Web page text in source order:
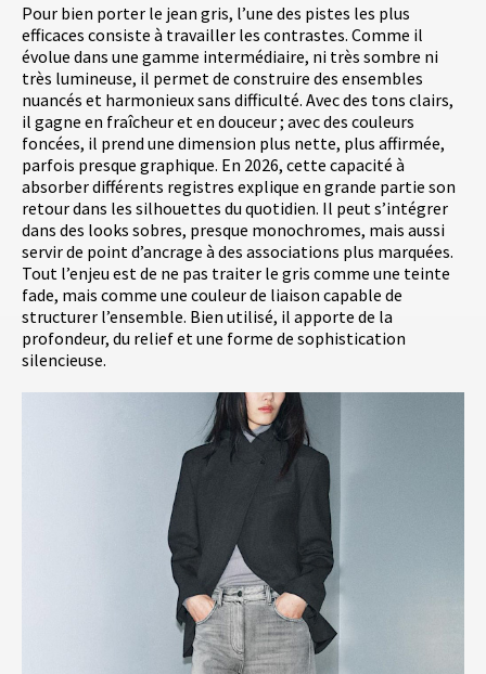
Pour bien porter le jean gris, l’une des pistes les plus
efficaces consiste à travailler les contrastes. Comme il
évolue dans une gamme intermédiaire, ni très sombre ni
très lumineuse, il permet de construire des ensembles
nuancés et harmonieux sans difficulté. Avec des tons clairs,
il gagne en fraîcheur et en douceur ; avec des couleurs
foncées, il prend une dimension plus nette, plus affirmée,
parfois presque graphique. En 2026, cette capacité à
absorber différents registres explique en grande partie son
retour dans les silhouettes du quotidien. Il peut s’intégrer
dans des looks sobres, presque monochromes, mais aussi
servir de point d’ancrage à des associations plus marquées.
Tout l’enjeu est de ne pas traiter le gris comme une teinte
fade, mais comme une couleur de liaison capable de
structurer l’ensemble. Bien utilisé, il apporte de la
profondeur, du relief et une forme de sophistication
silencieuse.